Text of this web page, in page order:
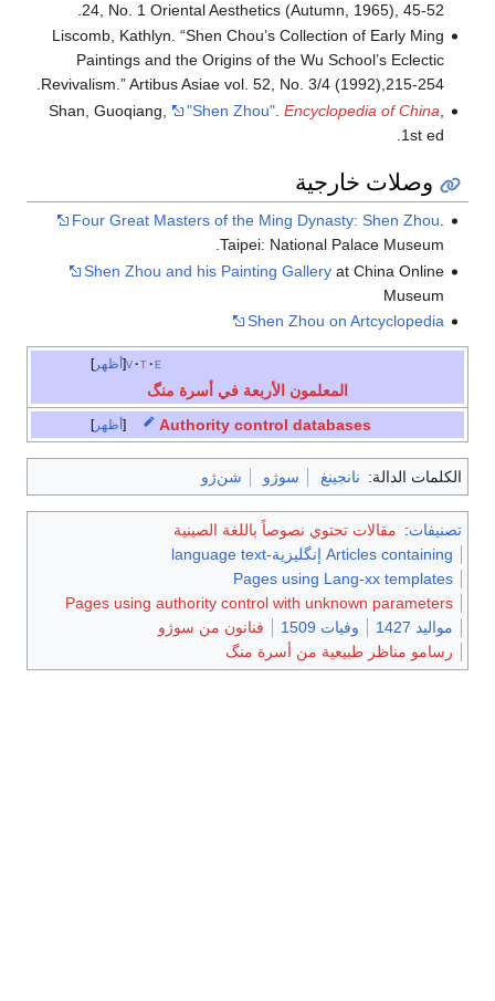
24, No. 1 Oriental Aesthetics (Autumn, 1965), 45-52.
Liscomb, Kathlyn. “Shen Chou’s Collection of Early Ming
Paintings and the Origins of the Wu School’s Eclectic
Revivalism.” Artibus Asiae vol. 52, No. 3/4 (1992),215-254.
Shan, Guoqiang,
"Shen Zhou". Encyclopedia of China
1st ed.
وصلات خارجية
Four Great Masters of the Ming Dynasty: Shen Zhou
Taipei: National Palace Museum.
Shen Zhou and his Painting Galleryat China Online
Museum
Shen Zhou on Artcyclopedia
أظهر v t e
المعلمون الأربعة في أسرة منگ
أظهر Authority control databases
الكلمات الدالة: نانجينغ سوژو شن‌ژو
تصنيفات: مقالات تحتوي نصوصاً باللغة الصينية
Articles containing إنگليزية-language text
Pages using Lang-xx templates
Pages using authority control with unknown parameters
مواليد 1427
وفيات 1509
فنانون من سوژو
رسامو مناظر طبيعية من أسرة منگ